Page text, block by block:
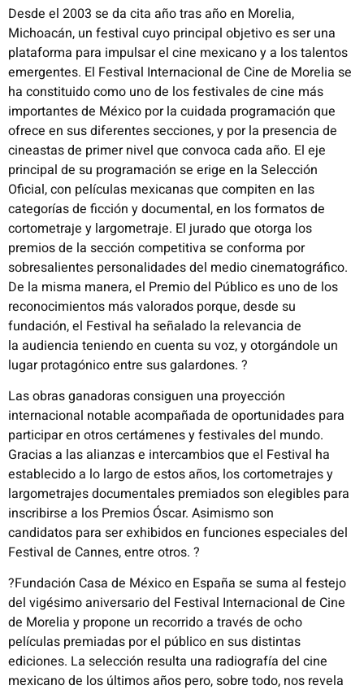
Desde el 2003 se da cita año tras año en Morelia,
Michoacán, un festival cuyo principal objetivo es ser una
plataforma para impulsar el cine mexicano y a los talentos
emergentes. El Festival Internacional de Cine de Morelia se
ha constituido como uno de los festivales de cine más
importantes de México por la cuidada programación que
ofrece en sus diferentes secciones, y por la presencia de
cineastas de primer nivel que convoca cada año. El eje
principal de su programación se erige en la Selección
Oficial, con películas mexicanas que compiten en las
categorías de ficción y documental, en los formatos de
cortometraje y largometraje. El jurado que otorga los
premiosde la sección competitiva se conforma por
sobresalientes personalidades del medio cinematográfico.
De la misma manera, el Premiodel Público es uno de los
reconocimientos más valorados porque, desde su
fundación, el Festival ha señalado la relevancia de
la audiencia teniendo en cuenta su voz, y otorgándole un
lugar protagónico entre sus galardones. ?
Las obras ganadoras consiguen una proyección
internacional notable acompañada de oportunidades para
participar en otroscertámenes y festivales del mundo.
Gracias a las alianzas e intercambios que el Festival ha
establecido a lo largo de estos años, loscortometrajes y
largometrajes documentales premiados son elegibles para
inscribirse a los Premios Óscar. Asimismo son
candidatos para ser exhibidos en funciones especiales del
Festival de Cannes, entre otros. ?
?Fundación Casa de México en España se suma al festejo
del vigésimo aniversario del Festival Internacional de Cine
de Morelia y propone un recorrido a través de ocho
películas premiadas por el público en sus distintas
ediciones. La selección resulta una radiografía del cine
mexicano de los últimos años pero, sobre todo, nos revela